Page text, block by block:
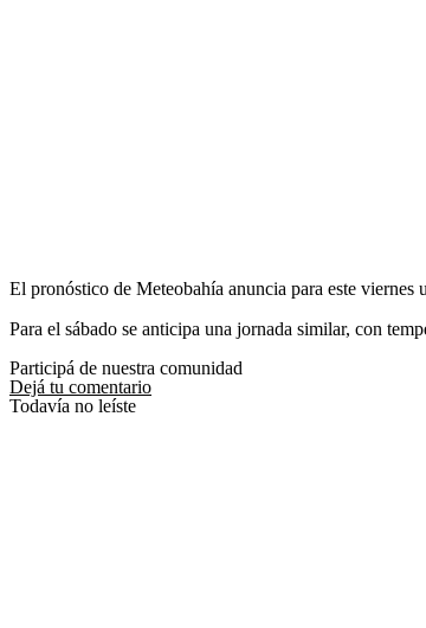
El pronóstico de Meteobahía anuncia para este
Para el sábado se anticipa una jornada similar, con
Participá de nuestra comunidad
Dejá tu comentario
Todavía no leíste